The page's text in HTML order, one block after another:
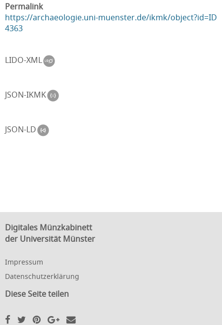
Permalink
https://archaeologie.uni-muenster.de/ikmk/object?id=ID
4363
LIDO-XML
JSON-IKMK
JSON-LD
Digitales Münzkabinett
der Universität Münster
Impressum
Datenschutzerklärung
Diese Seite teilen